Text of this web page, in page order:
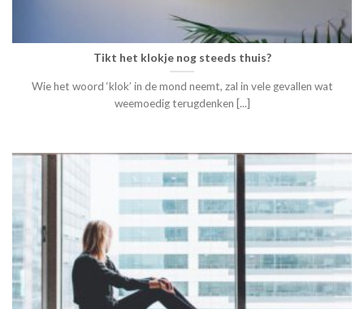
Tikt het klokje nog steeds thuis?
Wie het woord ‘klok’ in de mond neemt, zal in vele gevallen wat
weemoedig terugdenken [...]